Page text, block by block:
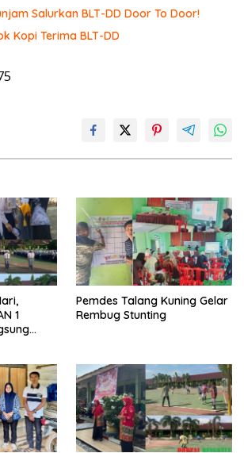
Salurkan BLT-DD Door To Door!
Kopi Terima BLT-DD
1
Pemdes Talang Kuning Gelar
Rembug Stunting